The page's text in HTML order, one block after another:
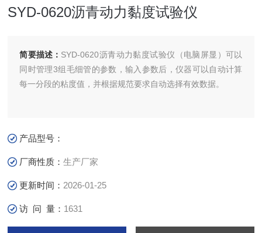
SYD-0620沥青动力黏度试验仪
简要描述： SYD-0620沥青动力黏度试验仪（电脑屏显）可以
同时管理3组毛细管的参数，输入参数后，仪器可以自动计算
每一分段的粘度值，并根据规范要求自动选择有效数据。
产品型号：
厂商性质：生产厂家
更新时间： 2026-01-25
访 问 量： 1631